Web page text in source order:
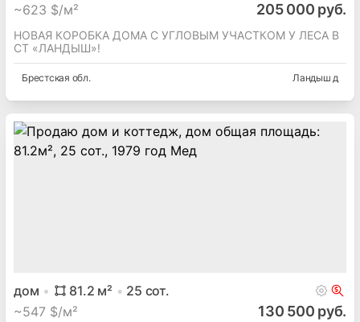
~623 $/м² 205 000 руб.
НОВАЯ КОРОБКА ДОМА С УГЛОВЫМ УЧАСТКОМ У ЛЕСА В
СТ «ЛАНДЫШ»!
Брестская обл. Ландыш д
дом 81.2 м² 25 сот.
~547 $/м² 130 500 руб.